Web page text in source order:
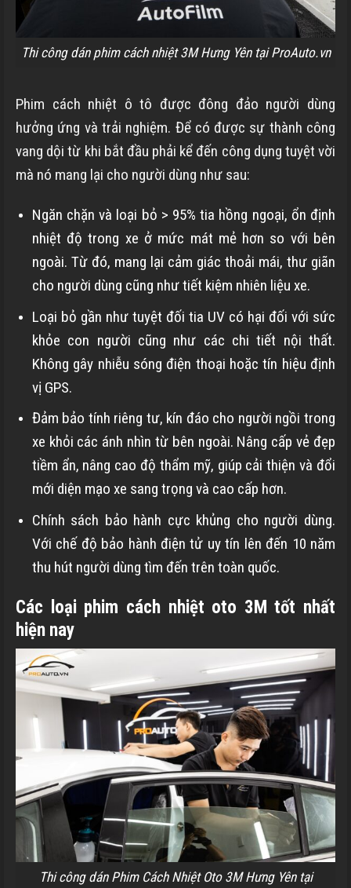
Thi công dán phim cách nhiệt 3M Hưng Yên tại ProAuto.vn
Phim cách nhiệt ô tô được đông đảo người dùng
hưởng ứng và trải nghiệm. Để có được sự thành công
vang dội từ khi bắt đầu phải kể đến công dụng tuyệt vời
mà nó mang lại cho người dùng như sau:
Ngăn chặn và loại bỏ > 95% tia hồng ngoại, ổn định
nhiệt độ trong xe ở mức mát mẻ hơn so với bên
ngoài. Từ đó, mang lại cảm giác thoải mái, thư giãn
cho người dùng cũng như tiết kiệm nhiên liệu xe.
Loại bỏ gần như tuyệt đối tia UV có hại đối với sức
khỏe con người cũng như các chi tiết nội thất.
Không gây nhiễu sóng điện thoại hoặc tín hiệu định
vị GPS.
Đảm bảo tính riêng tư, kín đáo cho người ngồi trong
xe khỏi các ánh nhìn từ bên ngoài. Nâng cấp vẻ đẹp
tiềm ẩn, nâng cao độ thẩm mỹ, giúp cải thiện và đổi
mới diện mạo xe sang trọng và cao cấp hơn.
Chính sách bảo hành cực khủng cho người dùng.
Với chế độ bảo hành điện tử uy tín lên đến 10 năm
thu hút người dùng tìm đến trên toàn quốc.
Các loại phim cách nhiệt oto 3M tốt nhất
hiện nay
Thi công dán Phim Cách Nhiệt Oto 3M Hưng Yên tại